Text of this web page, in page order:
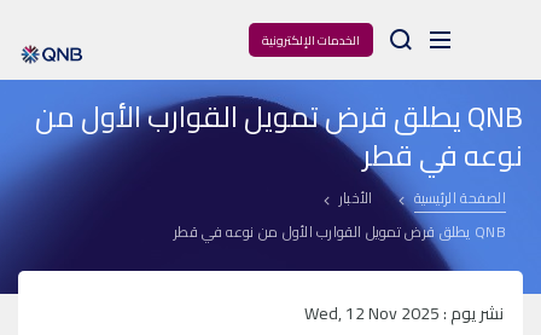
الخدمات الإلكترونية Arama
QNB يطلق قرض تمويل القوارب الأول من
نوعه في قطر
الصفحة الرئيسية
الأخبار
QNB يطلق قرض تمويل القوارب الأول من نوعه في قطر
نشر يوم : Wed, 12 Nov 2025